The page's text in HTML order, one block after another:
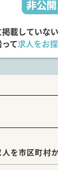
載していな
て求人をお
を市区町村